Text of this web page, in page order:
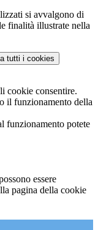
si avvalgono di
finalità illustrate nella
tutti i cookies
cookie consentire.
il funzionamento della
funzionamento potete
essere
pagina della cookie